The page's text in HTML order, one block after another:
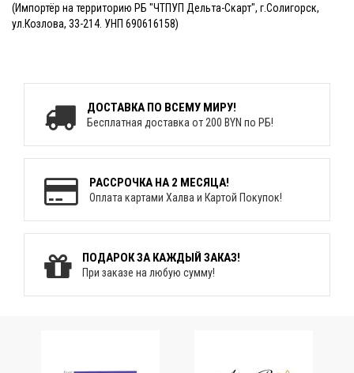
(Импортёр на территорию РБ "ЧТПУП Дельта-Скарт", г.Солигорск,
ул.Козлова, 33-214. УНП 690616158)
ДОСТАВКА ПО ВСЕМУ МИРУ!
Бесплатная доставка от 200 BYN по РБ!
РАССРОЧКА НА 2 МЕСЯЦА!
Оплата картами Халва и Картой Покупок!
ПОДАРОК ЗА КАЖДЫЙ ЗАКАЗ!
При заказе на любую сумму!